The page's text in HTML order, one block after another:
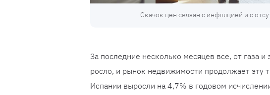
Скачок цен связан с инфляцией и с
За последние несколько месяцев все, от газа
росло, и рынок недвижимости продолжает эту
Испании выросли на 4,7% в годовом